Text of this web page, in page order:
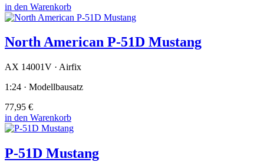
in den Warenkorb
North American P-51D Mustang
AX 14001V · Airfix
1:24 · Modellbausatz
77,95 €
in den Warenkorb
P-51D Mustang